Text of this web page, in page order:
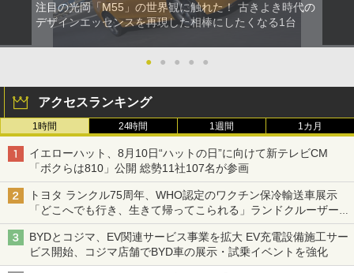
注目の光岡「M55」の世界観に触れた！ 古きよき時代の
デザインエッセンスを再現した相棒にしたくなる1台
● ● ● ● ●
アクセスランキング
1時間 24時間 1週間 1カ月
イエローハット、8月10日“ハットの日”に向けて新テレビCM
「ボクらは810」公開 総勢11社107名が参画
トヨタ ランクル75周年、WHO認定のワクチン保冷輸送車展示
「どこへでも行き、生きて帰ってこられる」ランドクルーザーで
命をつなぐ
BYDとコジマ、EV関連サービス事業を拡大 EV充電設備施工サー
ビス開始、コジマ店舗でBYD車の展示・試乗イベントを強化